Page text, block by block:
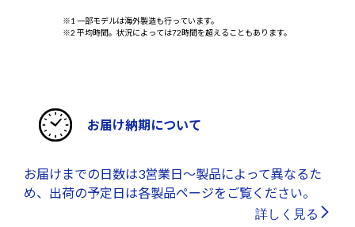
※1 一部モデルは海外製造も行っています。
※2 平均時間。状況によっては72時間を超えることもあります。
お届け納期について
お届けまでの日数は3営業日～製品によって異なるた
め、出荷の予定日は各製品ページをご覧ください。
詳しく見る